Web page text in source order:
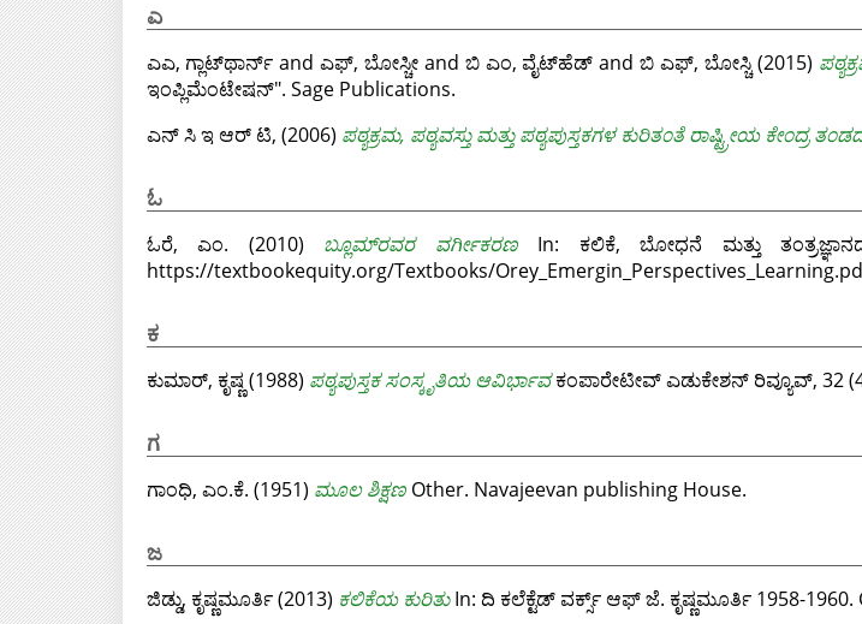
ಎ
ಎಎ, ಗ್ಲಾಟ್‌ಥಾರ್ನ್ andಎಫ್, ಬೋಸ್ಚೀ and ಬಿ ಎಂ, ವೈಟ್‌ಹೆಡ್ andಬಿ ಎಫ್, ಬೋಸ್ಚಿ (2015)
ಇಂಪ್ಲಿಮೆಂಟೇಷನ್". Sage Publications.
ಎನ್ ಸಿ ಇ ಆರ್ ಟಿ, (2006) ಪಠ್ಯಕ್ರಮ, ಪಠ್ಯವಸ್ತು ಮತ್ತು ಪಠ್ಯಪುಸ್ತಕಗಳ ಕುರಿತ೦ತೆ ರಾಷ್ಟ್ರೀಯ ಕೇ೦ದ್ರ
ಓ
ಓರೆ, ಎಂ. (2010) ಬ್ಲೂಮ್‌ರವರ ವರ್ಗೀಕರಣIn: ಕಲಿಕೆ, ಬೋಧನೆ ಮತ್ತು
https://textbookequity.org/Textbooks/
ಕ
ಕುಮಾರ್, ಕೃಷ್ಣ (1988) ಪಠ್ಯಪುಸ್ತಕ ಸಂಸ್ಕೃತಿಯ ಆವಿರ್ಭಾವಕಂಪಾರೇಟೀವ್‌ ಎಡುಕೇಶನ್‌ ರಿವ್ಯೂವ್‌, 32
ಗ
ಗಾಂಧಿ, ಎಂ.ಕೆ. (1951) ಮೂಲ ಶಿಕ್ಷಣOther. Navajeevan publishing House.
ಜ
ಜಿಡ್ಡು, ಕೃಷ್ಣಮೂರ್ತಿ(2013) ಕಲಿಕೆಯ ಕುರಿತುIn: ದಿ ಕಲೆಕ್ಟೆಡ್ ವರ್ಕ್ಸ್ ಆಫ್ ಜೆ. ಕೃಷ್ಣಮೂರ್ತಿ 1958-